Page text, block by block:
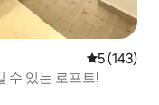
평점 5점(5
5 (143)
수 있는 로프트!